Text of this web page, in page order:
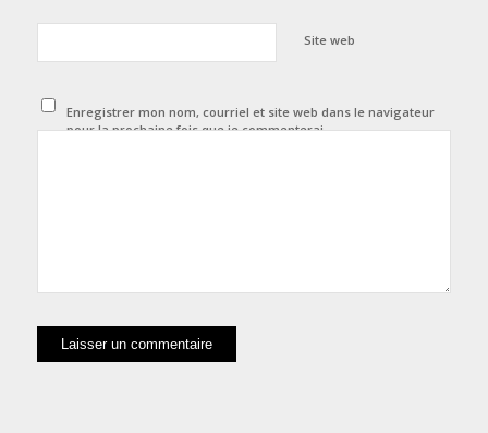
Site web
Enregistrer mon nom, courriel et site web dans le navigateur
pour la prochaine fois que je commenterai.